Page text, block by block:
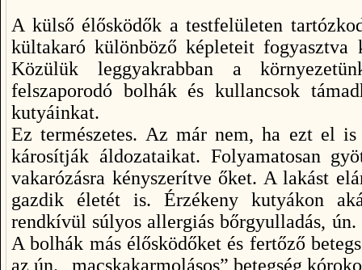
A külső élősködők a testfelületen
kültakaró különböző képleteit fogyasztva
Közülük leggyakrabban a
felszaporodó bolhák és kullancsok
kutyáinkat.
Ez természetes. Az már nem, ha ezt el
károsítják áldozataikat. Folyamatosan
vakarózásra kényszerítve őket. A lakást
gazdik életét is. Érzékeny kutyákon
rendkívül súlyos allergiás bőrgyulladás,
A bolhák más élősködőket és fertőző
az ún. „macskakarmolásos” betegség